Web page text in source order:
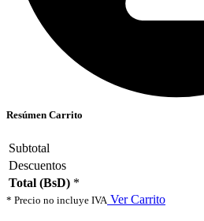
Resúmen Carrito
Subtotal
Descuentos
Total (BsD) *
* Precio no incluye IVA Ver Carrito